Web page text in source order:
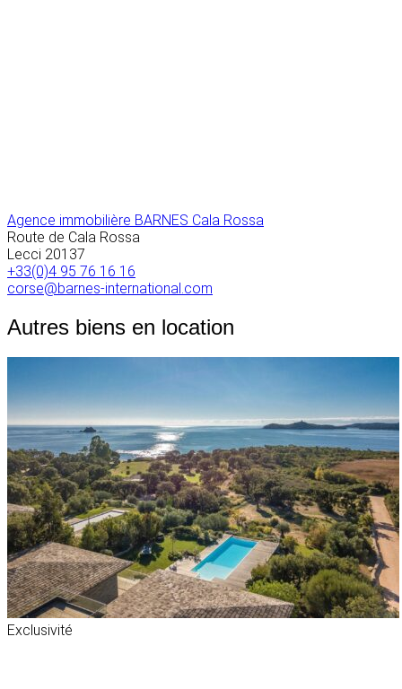
Agence immobilière BARNES Cala Rossa
Route de Cala Rossa
Lecci 20137
+33(0)4 95 76 16 16
corse@barnes-international.com
Autres biens en location
Exclusivité